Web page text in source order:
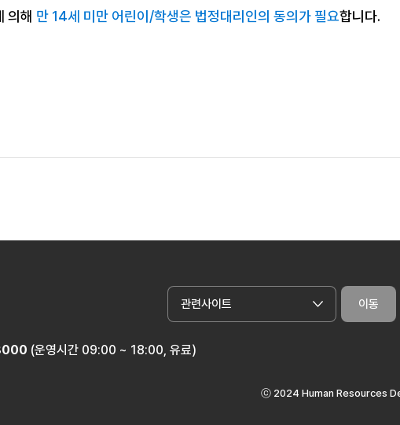
의해 만 14세 미만 어린이/학생은 법정대리인의 동의가 필요합니다.
(운영시간 09:00 ~ 18:00, 유료)
관련사이트 이동
ⓒ 2024 Human Resources